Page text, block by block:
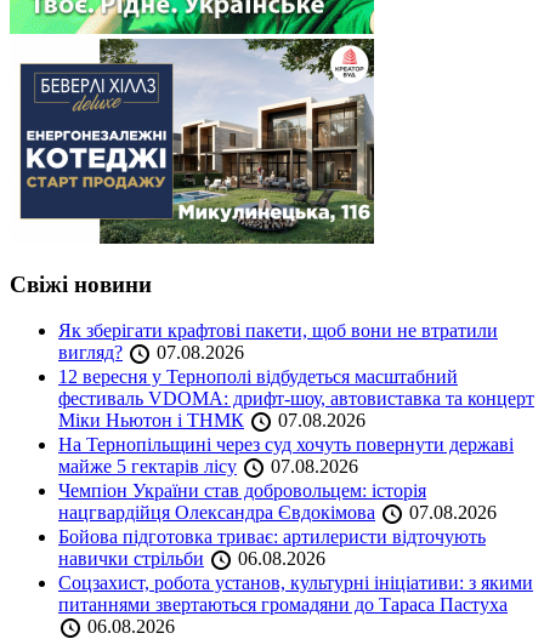
Свіжі новини
Як зберігати крафтові пакети, щоб вони не втратили
вигляд?
07.08.2026
12 вересня у Тернополі відбудеться масштабний
фестиваль VDOMA: дрифт-шоу, автовиставка та концерт
Міки Ньютон і ТНМК
07.08.2026
На Тернопільщині через суд хочуть повернути державі
майже 5 гектарів лісу
07.08.2026
Чемпіон України став добровольцем: історія
нацгвардійця Олександра Євдокімова
07.08.2026
Бойова підготовка триває: артилеристи відточують
навички стрільби
06.08.2026
Соцзахист, робота установ, культурні ініціативи: з якими
питаннями звертаються громадяни до Тараса Пастуха
06.08.2026